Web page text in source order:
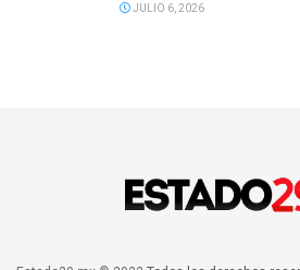
JULIO 6, 2026